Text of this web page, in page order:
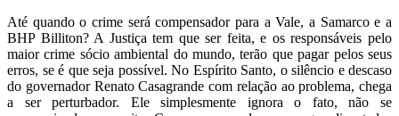
Até quando o crime será compensador para a Vale, a Samarco e a
BHP Billiton? A Justiça tem que ser feita, e os responsáveis pelo
maior crime sócio ambiental do mundo, terão que pagar pelos seus
erros, se é que seja possível. No Espírito Santo, o silêncio e descaso
do governador Renato Casagrande com relação ao problema, chega
a ser perturbador. Ele simplesmente ignora o fato, não se